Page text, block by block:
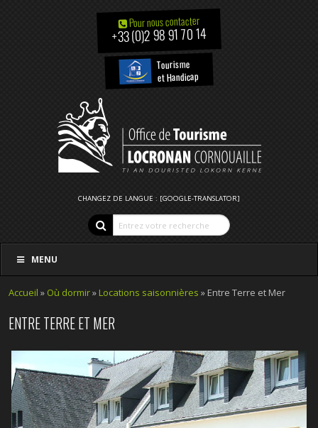
Pour nous contacter
+33 (0)2 98 91 70 14
Tourisme
et Handicap
CHANGEZ DE LANGUE : [GOOGLE-TRANSLATOR]
MENU
Accueil » Où dormir» Locations saisonnières » Entre Terre et Mer
ENTRE TERRE ET MER